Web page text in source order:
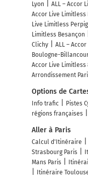
Lyon
ALL – Accor
Accor Live Limitless
Live Limitless
Limitless Besançon
Clichy
ALL –
Boulogne-
Accor Live
Arrondissement
Options de
Info trafic Pistes
régions françaises
Aller à Paris
Calcul d'Itinéraire
Strasbourg Paris
Mans Paris
Itinéraire